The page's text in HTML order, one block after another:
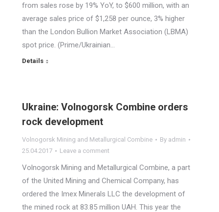
from sales rose by 19% YoY, to $600 million, with an
average sales price of $1,258 per ounce, 3% higher
than the London Bullion Market Association (LBMA)
spot price. (Prime/Ukrainian…
Details
Ukraine: Volnogorsk Combine orders
rock development
Volnogorsk Mining and Metallurgical Combine By admin
25.04.2017
Leave a comment
Volnogorsk Mining and Metallurgical Combine, a part
of the United Mining and Chemical Company, has
ordered the Imex Minerals LLC the development of
the mined rock at 83.85 million UAH. This year the